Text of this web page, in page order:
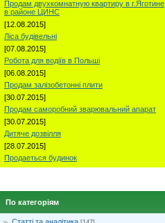
Продам двухкомнатную квартиру в г.Яготине
в районе ЦИНС
[12.08.2015]
Ліса будівельні
[07.08.2015]
Робота для водіїв в Польші
[06.08.2015]
Продам залізобетонні плити
[30.07.2015]
Продам саморобний зварювальний апарат
[30.07.2015]
Дитяче дозвілля
[28.07.2015]
Продаеться будинок
По категоріям